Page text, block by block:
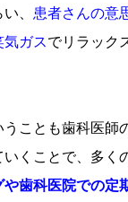
、 患者さんの意
気ガスでリラック
うことも歯科医師
いくことで、多く
歯科医院での定